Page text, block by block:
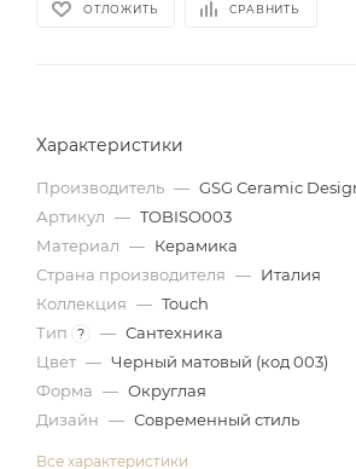
ОТЛОЖИТЬ СРАВНИТЬ
Характеристики
Производитель — GSG Ceramic
Артикул — TOBISO003
Материал — Керамика
Страна производителя — Италия
Коллекция — Touch
Тип
? — Сантехника
Цвет — Черный матовый (код 003)
Форма — Округлая
Дизайн — Современный стиль
Все характеристики